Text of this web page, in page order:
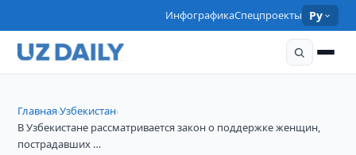
ИнфографикаСпецпроекты Ру
Главная›Узбекистан›
В Узбекистане рассматривается закон о поддержке женщин,
пострадавших …